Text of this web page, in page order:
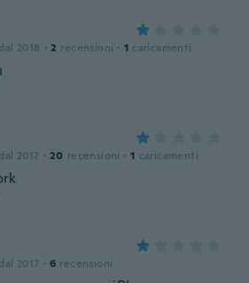
2018 · 2 recensioni · 1 caricamenti
2017 · 20 recensioni · 1 caricamenti
2017 · 6 recensioni